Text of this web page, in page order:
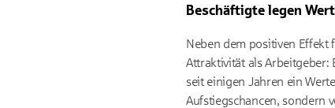
Beschäftigte legen
Neben dem positiven Effekt
Attraktivität als
seit einigen Jahren ein
Aufstiegschancen, sondern